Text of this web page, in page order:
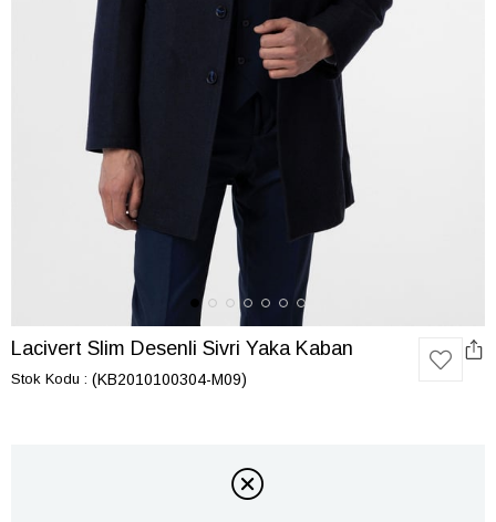
Lacivert Slim Desenli Sivri Yaka Kaban
Stok Kodu (KB2010100304-M09)